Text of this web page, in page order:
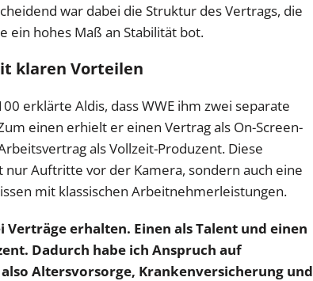
war dabei die Struktur des Vertrags, die
ein hohes Maß an Stabilität bot.
klaren Vorteilen
erklärte Aldis, dass WWE ihm zwei separate
einen erhielt er einen Vertrag als On-Screen-
als Vollzeit-Produzent. Diese
Auftritte vor der Kamera, sondern auch eine
mit klassischen Arbeitnehmerleistungen.
Verträge erhalten. Einen als Talent und einen
Dadurch habe ich Anspruch auf
Altersvorsorge, Krankenversicherung und